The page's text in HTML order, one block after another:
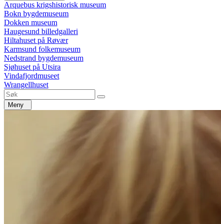
Arquebus krigshistorisk museum
Bokn bygdemuseum
Dokken museum
Haugesund billedgalleri
Hiltahuset på Røvær
Karmsund folkemuseum
Nedstrand bygdemuseum
Sjøhuset på Utsira
Vindafjordmuseet
Wrangellhuset
Meny